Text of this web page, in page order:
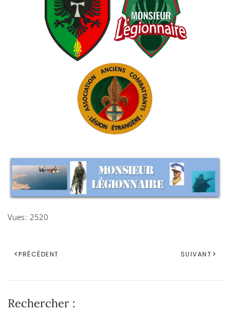
Vues : 2520
PRÉCÉDENT SUIVANT
Rechercher :